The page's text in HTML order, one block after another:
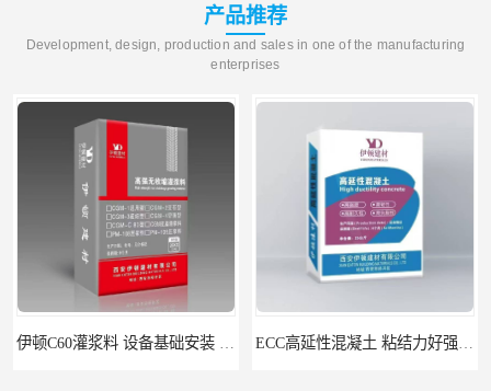
产品推荐
Development, design, production and sales in one of the manufacturing
enterprises